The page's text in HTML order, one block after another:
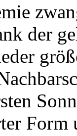
der
Form